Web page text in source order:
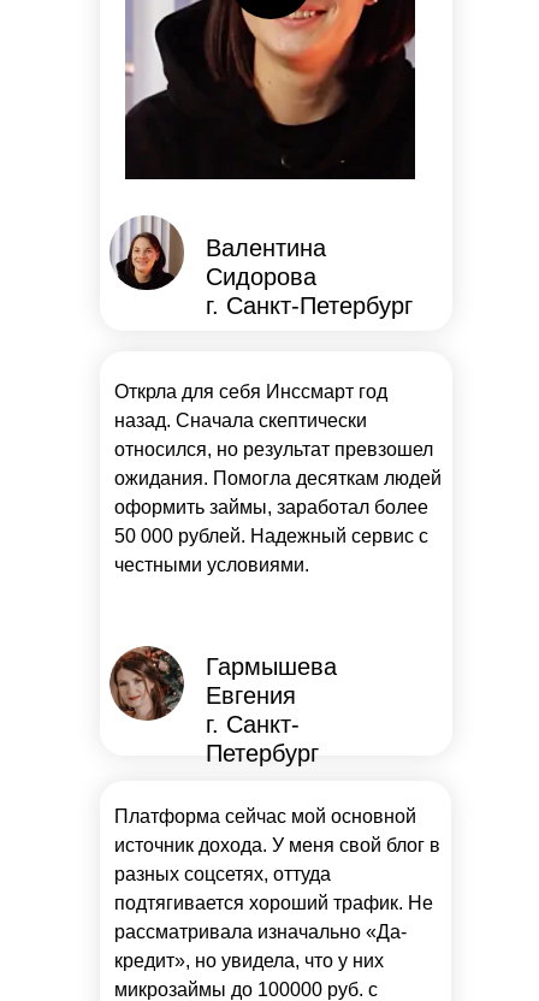
Открла для себя Инссмарт год
назад. Сначала скептически
относился, но результат превзошел
ожидания. Помогла десяткам людей
оформить займы, заработал более
50 000 рублей. Надежный сервис с
честными условиями.
Гармышева
Евгения
г. Санкт-
Петербург
Валентина
Сидорова
г. Санкт-Петербург
Платформа сейчас мой основной
источник дохода. У меня свой блог в
разных соцсетях, оттуда
подтягивается хороший трафик. Не
рассматривала изначально «Да-
кредит», но увидела, что у них
микрозаймы до 100000 руб. с